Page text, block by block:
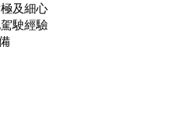
及細心
駛經驗